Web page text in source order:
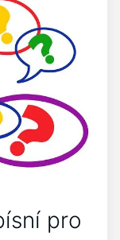
pro